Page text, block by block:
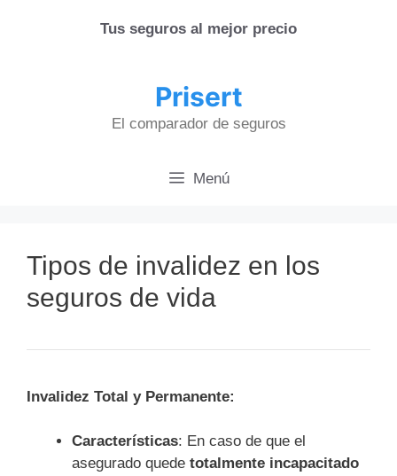
Tus seguros al mejor precio
Prisert
El comparador de seguros
Menú
Tipos de invalidez en los
seguros de vida
Invalidez Total y Permanente:
Características: En caso de que el
asegurado quede totalmente incapacitado